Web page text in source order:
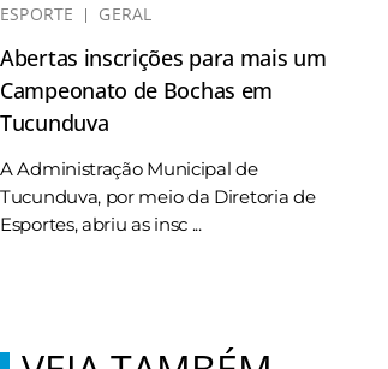
ESPORTE GERAL
Abertas inscrições para mais um
Campeonato de Bochas em
Tucunduva
A Administração Municipal de
Tucunduva, por meio da Diretoria de
Esportes, abriu as insc ...